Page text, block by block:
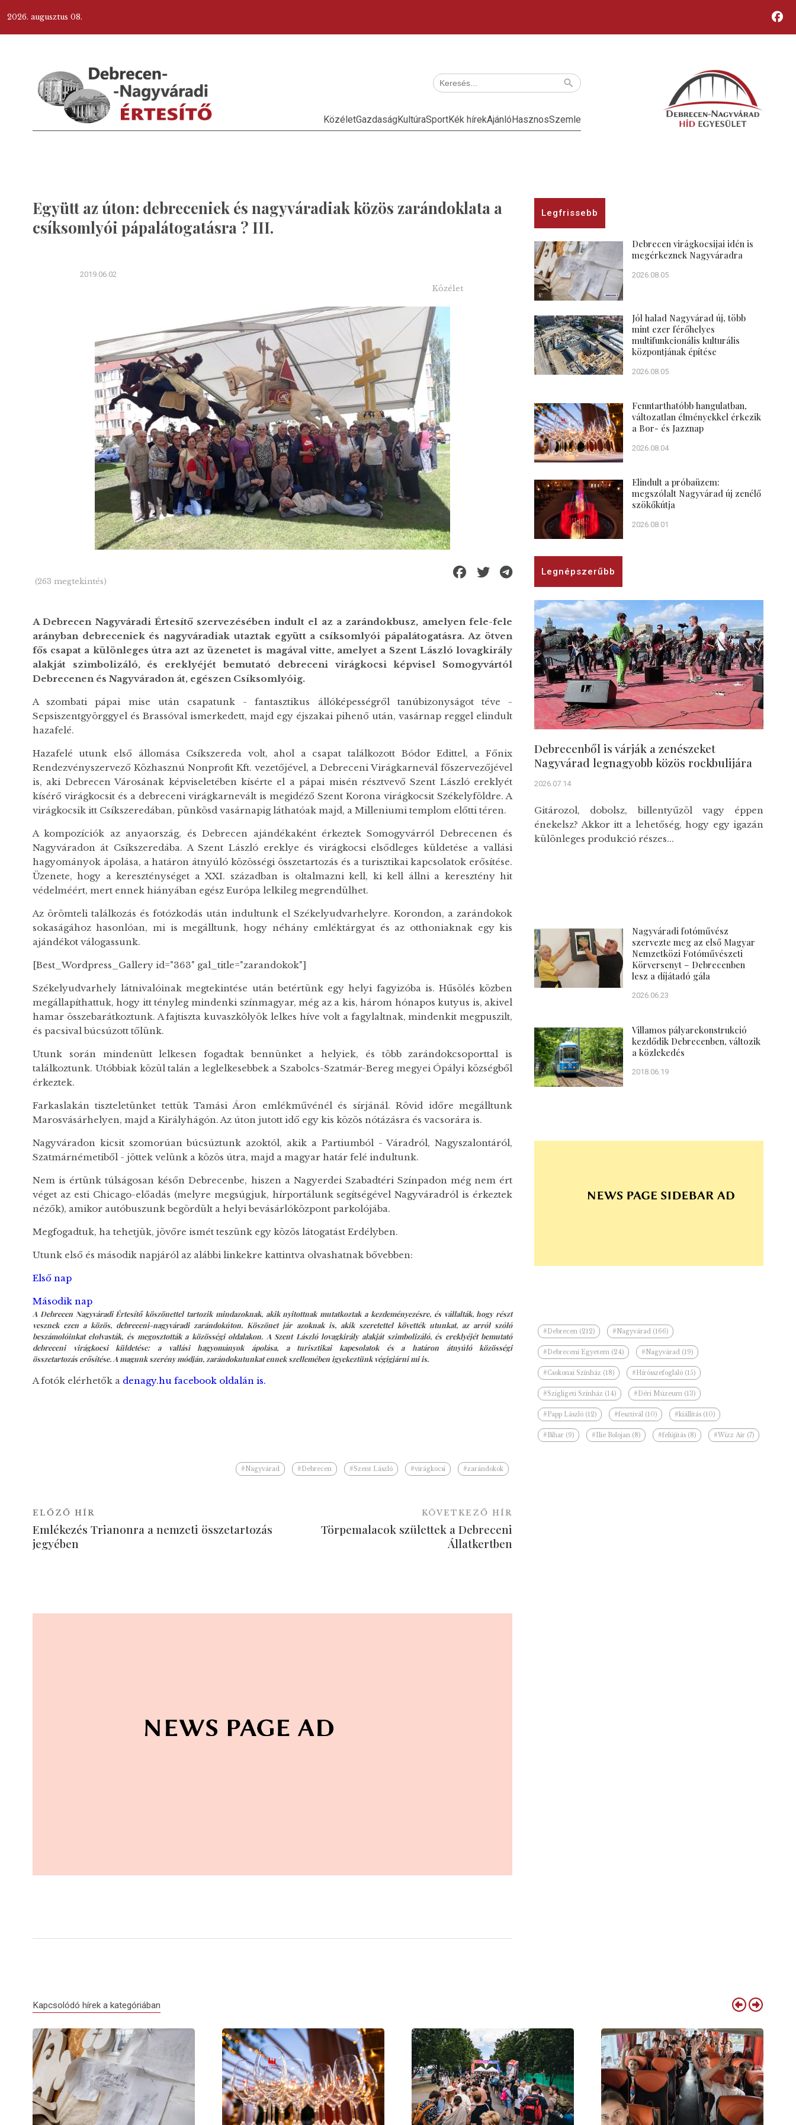
2026. augusztus 08.
KözéletGazdaságKultúraSportKék hírekAjánlóHasznosSzemle
Együtt az úton: debreceniek és nagyváradiak közös zarándoklata a
csíksomlyói pápalátogatásra ? III.
2019.06.02
Közélet
(263 megtekintés)
A Debrecen Nagyváradi Értesítő szervezésében indult el az a zarándokbusz, amelyen fele-fele
arányban debreceniek és nagyváradiak utaztak együtt a csíksomlyói pápalátogatásra. Az ötven
fős csapat a különleges útra azt az üzenetet is magával vitte, amelyet a Szent László lovagkirály
alakját szimbolizáló, és ereklyéjét bemutató debreceni virágkocsi képvisel Somogyvártól
Debrecenen és Nagyváradon át, egészen Csíksomlyóig.
A szombati pápai mise után csapatunk - fantasztikus állóképességről tanúbizonyságot téve -
Sepsiszentgyörggyel és Brassóval ismerkedett, majd egy éjszakai pihenő után, vasárnap reggel elindult
hazafelé.
Hazafelé utunk első állomása Csíkszereda volt, ahol a csapat találkozott Bódor Edittel, a Főnix
Rendezvényszervező Közhasznú Nonprofit Kft. vezetőjével, a Debreceni Virágkarnevál főszervezőjével
is, aki Debrecen Városának képviseletében kísérte el a pápai misén résztvevő Szent László ereklyét
kísérő virágkocsit és a debreceni virágkarnevált is megidéző Szent Korona virágkocsit Székelyföldre. A
virágkocsik itt Csíkszeredában, pünkösd vasárnapig láthatóak majd, a Milleniumi templom előtti téren.
A kompozíciók az anyaország, és Debrecen ajándékaként érkeztek Somogyvárról Debrecenen és
Nagyváradon át Csíkszeredába. A Szent László ereklye és virágkocsi elsődleges küldetése a vallási
hagyományok ápolása, a határon átnyúló közösségi összetartozás és a turisztikai kapcsolatok erősítése.
Üzenete, hogy a kereszténységet a XXI. században is oltalmazni kell, ki kell állni a keresztény hit
védelméért, mert ennek hiányában egész Európa lelkileg megrendülhet.
Az örömteli találkozás és fotózkodás után indultunk el Székelyudvarhelyre. Korondon, a zarándokok
sokaságához hasonlóan, mi is megálltunk, hogy néhány emléktárgyat és az otthoniaknak egy kis
ajándékot válogassunk.
[Best_Wordpress_Gallery id="363" gal_title="zarandokok"]
Székelyudvarhely látnivalóinak megtekintése után betértünk egy helyi fagyizóba is. Hűsölés közben
megállapíthattuk, hogy itt tényleg mindenki színmagyar, még az a kis, három hónapos kutyus is, akivel
hamar összebarátkoztunk. A fajtiszta kuvaszkölyök lelkes híve volt a fagylaltnak, mindenkit megpuszilt,
és pacsival búcsúzott tőlünk.
Utunk során mindenütt lelkesen fogadtak bennünket a helyiek, és több zarándokcsoporttal is
találkoztunk. Utóbbiak közül talán a leglelkesebbek a Szabolcs-Szatmár-Bereg megyei Ópályi községből
érkeztek.
Farkaslakán tiszteletünket tettük Tamási Áron emlékművénél és sírjánál. Rövid időre megálltunk
Marosvásárhelyen, majd a Királyhágón. Az úton jutott idő egy kis közös nótázásra és vacsorára is.
Nagyváradon kicsit szomorúan búcsúztunk azoktól, akik a Partiumból - Váradról, Nagyszalontáról,
Szatmárnémetiből - jöttek velünk a közös útra, majd a magyar határ felé indultunk.
Nem is értünk túlságosan későn Debrecenbe, hiszen a Nagyerdei Szabadtéri Színpadon még nem ért
véget az esti Chicago-előadás (melyre megsúgjuk, hírportálunk segítségével Nagyváradról is érkeztek
nézők), amikor autóbuszunk begördült a helyi bevásárlóközpont parkolójába.
Megfogadtuk, ha tehetjük, jövőre ismét teszünk egy közös látogatást Erdélyben.
Utunk első és második napjáról az alábbi linkekre kattintva olvashatnak bővebben:
Első nap
Második nap
A Debrecen Nagyváradi Értesítő köszönettel tartozik mindazoknak, akik nyitottnak mutatkoztak a kezdeményezésre, és vállalták, hogy részt
vesznek ezen a közös, debreceni-nagyváradi zarándokúton. Köszönet jár azoknak is, akik szeretettel követték utunkat, az arról szóló
beszámolóinkat elolvasták, és megosztották a közösségi oldalakon. A Szent László lovagkirály alakját szimbolizáló, és ereklyéjét bemutató
debreceni virágkocsi küldetése: a vallási hagyományok ápolása, a turisztikai kapcsolatok és a határon átnyúló közösségi
összetartozáserősítése. A magunk szerény módján, zarándokutunkat ennek szellemében igyekeztünk végigjárni mi is.
A fotók elérhetők a denagy.hu facebook oldalán is.
#Nagyvárad #Debrecen #Szent László #virágkocsi #zarándokok
ELŐZŐ HÍR
Emlékezés Trianonra a nemzeti összetartozás
jegyében
KÖVETKEZŐ HÍR
Törpemalacok születtek a Debreceni
Állatkertben
Legfrissebb
Debrecen virágkocsijai idén is
megérkeznek Nagyváradra
2026.08.05
Jól halad Nagyvárad új, több
mint ezer férőhelyes
multifunkcionális kulturális
központjának építése
2026.08.05
Fenntarthatóbb hangulatban,
változatlan élményekkel érkezik
a Bor- és Jazznap
2026.08.04
Elindult a próbaüzem:
megszólalt Nagyvárad új zenélő
szökőkútja
2026.08.01
Legnépszerűbb
Debrecenből is várják a zenészeket
Nagyvárad legnagyobb közös rockbulijára
2026.07.14
Gitározol, dobolsz, billentyűzöl vagy éppen
énekelsz? Akkor itt a lehetőség, hogy egy igazán
különleges produkció részes...
Nagyváradi fotóművész
szervezte meg az első Magyar
Nemzetközi Fotóművészeti
Körversenyt – Debrecenben
lesz a díjátadó gála
2026.06.23
Villamos pályarekonstrukció
kezdődik Debrecenben, változik
a közlekedés
2018.06.19
#Debrecen (212) #Nagyvárad (166)
#Debreceni Egyetem (24) #Nagyvárad (19)
#Csokonai Színház (18) #Hírösszefoglaló (15)
#Szigligeti Színház (14) #Déri Múzeum (13)
#Papp László (12) #fesztivál (10) #kiállítás (10)
#Bihar (9) #Ilie Bolojan (8) #felújítás (8) #Wizz Air (7)
Kapcsolódó hírek a kategóriában